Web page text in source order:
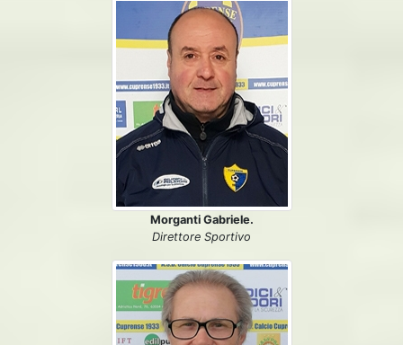
Morganti Gabriele.
Direttore Sportivo